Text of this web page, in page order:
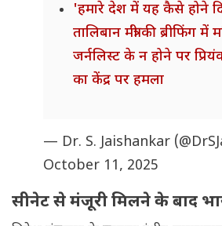
'हमारे देश में यह कैसे होने
तालिबान मंत्री की ब्रीफिंग में
जर्नलिस्ट के न होने पर
का केंद्र पर हमला
— Dr. S. Jaishankar
October 11, 2025
सीनेट से मंजूरी मिलने के बाद